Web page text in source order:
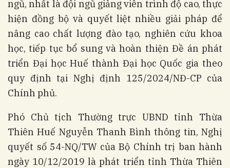
ngũ, nhất là đội ngũ giảng viên trình độ cao, thực
hiện đồng bộ và quyết liệt nhiều giải pháp để
nâng cao chất lượng đào tạo, nghiên cứu khoa
học, tiếp tục bổ sung và hoàn thiện Đề án phát
triển Đại học Huế thành Đại học Quốc gia theo
quy định tại Nghị định 125/2024/NĐ-CP của
Chính phủ.
Phó Chủ tịch Thường trực UBND tỉnh Thừa
Thiên Huế Nguyễn Thanh Bình thông tin, Nghị
quyết số 54-NQ/TW của Bộ Chính trị ban hành
ngày 10/12/2019 là phát triển tỉnh Thừa Thiên